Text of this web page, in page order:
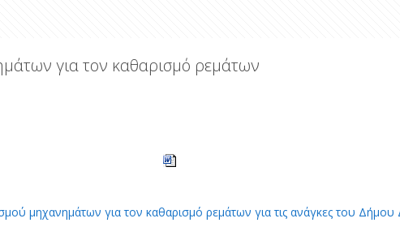
για τον καθαρισμό ρεμάτων
μηχανημάτων για τον καθαρισμό ρεμάτων για τις ανάγκες του